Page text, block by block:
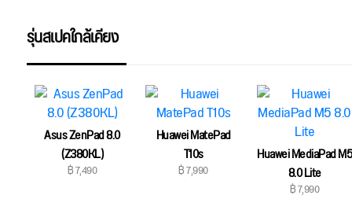
รุ่นสเปคใกล้เคียง
Asus ZenPad 8.0
(Z380KL)
฿ 7,490
Huawei MatePad
T10s
฿ 7,990
Huawei MediaPad M5
8.0 Lite
฿ 7,990